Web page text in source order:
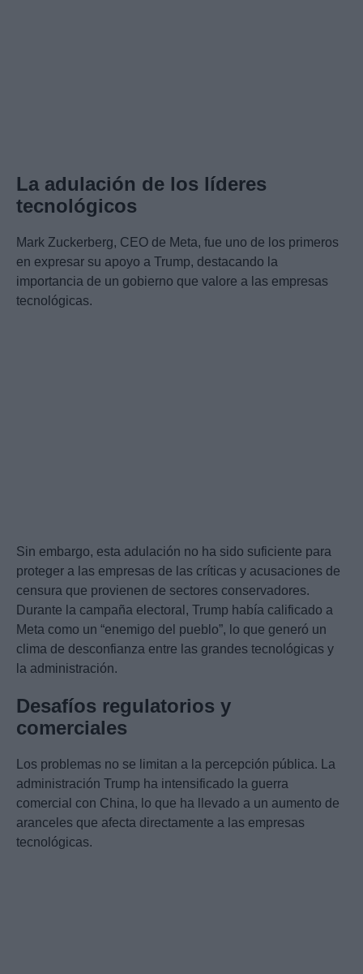
La adulación de los líderes
tecnológicos
Mark Zuckerberg, CEO de Meta, fue uno de los primeros
en expresar su apoyo a Trump, destacando la
importancia de un gobierno que valore a las empresas
tecnológicas.
Sin embargo, esta adulación no ha sido suficiente para
proteger a las empresas de las críticas y acusaciones de
censura que provienen de sectores conservadores.
Durante la campaña electoral, Trump había calificado a
Meta como un “enemigo del pueblo”, lo que generó un
clima de desconfianza entre las grandes tecnológicas y
la administración.
Desafíos regulatorios y
comerciales
Los problemas no se limitan a la percepción pública. La
administración Trump ha intensificado la guerra
comercial con China, lo que ha llevado a un aumento de
aranceles que afecta directamente a las empresas
tecnológicas.